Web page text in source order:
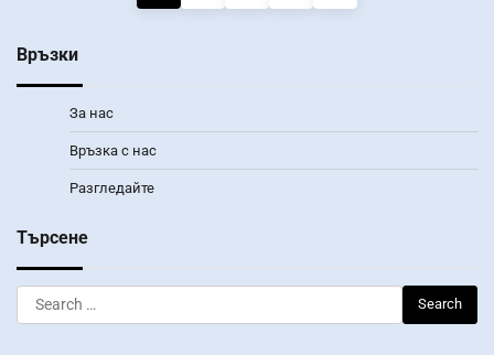
Връзки
За нас
Връзка с нас
Разгледайте
Търсене
Search
for: